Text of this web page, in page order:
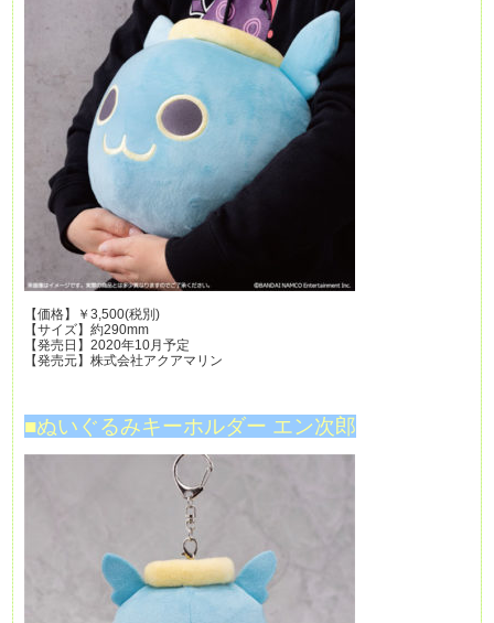
【価格】￥3,500(税別)
【サイズ】約290mm
【発売日】2020年10月予定
【発売元】株式会社アクアマリン
■ぬいぐるみキーホルダー エン次郎